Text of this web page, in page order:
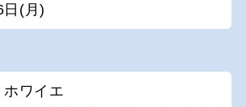
日(月)
ワイエ